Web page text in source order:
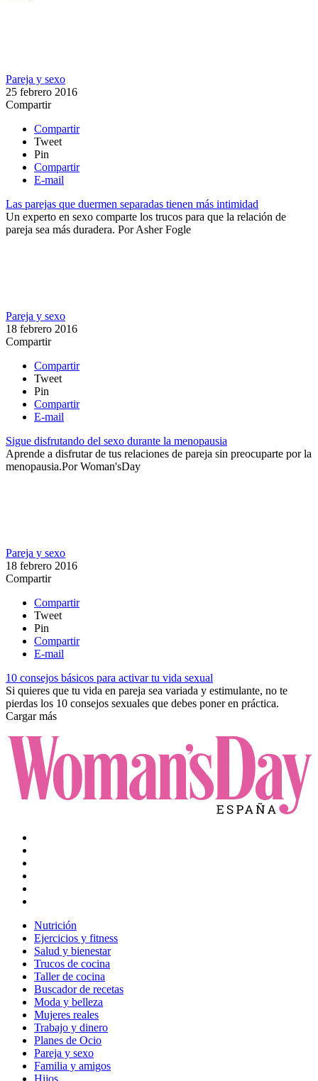
Pareja y sexo
25 febrero 2016
Compartir
Compartir
Tweet
Pin
Compartir
E-mail
Las parejas que duermen separadas tienen más intimidad
Un experto en sexo comparte los trucos para que la relación de
pareja sea más duradera. PorAsher Fogle
Pareja y sexo
18 febrero 2016
Compartir
Compartir
Tweet
Pin
Compartir
E-mail
Sigue disfrutando del sexo durante la menopausia
Aprende a disfrutar de tus relaciones de pareja sin preocuparte por la
menopausia.​PorWoman'sDay
Pareja y sexo
18 febrero 2016
Compartir
Compartir
Tweet
Pin
Compartir
E-mail
10 consejos básicos para activar tu vida sexual
Si quieres que tu vida en pareja sea variada y estimulante, no te
pierdas los 10 consejos sexuales que debes poner en práctica.
Cargar más
Nutrición
Ejercicios y fitness
Salud y bienestar
Trucos de cocina
Taller de cocina
Buscador de recetas
Moda y belleza
Mujeres reales
Trabajo y dinero
Planes de Ocio
Pareja y sexo
Familia y amigos
Hijos